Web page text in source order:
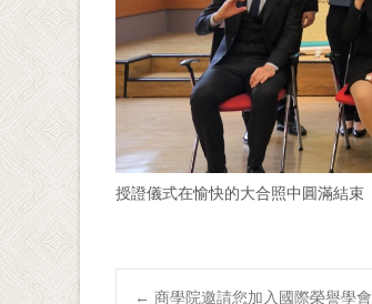
授證儀式在愉快的大合照中圓滿結束
← 商學院邀請您加入國際榮譽學會